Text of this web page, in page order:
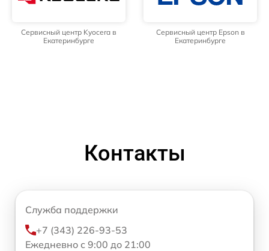
Сервисный центр Kyocera в
Екатеринбурге
Сервисный центр Epson в
Екатеринбурге
Контакты
Служба поддержки
+7 (343) 226-93-53
Ежедневно с 9:00 до 21:00